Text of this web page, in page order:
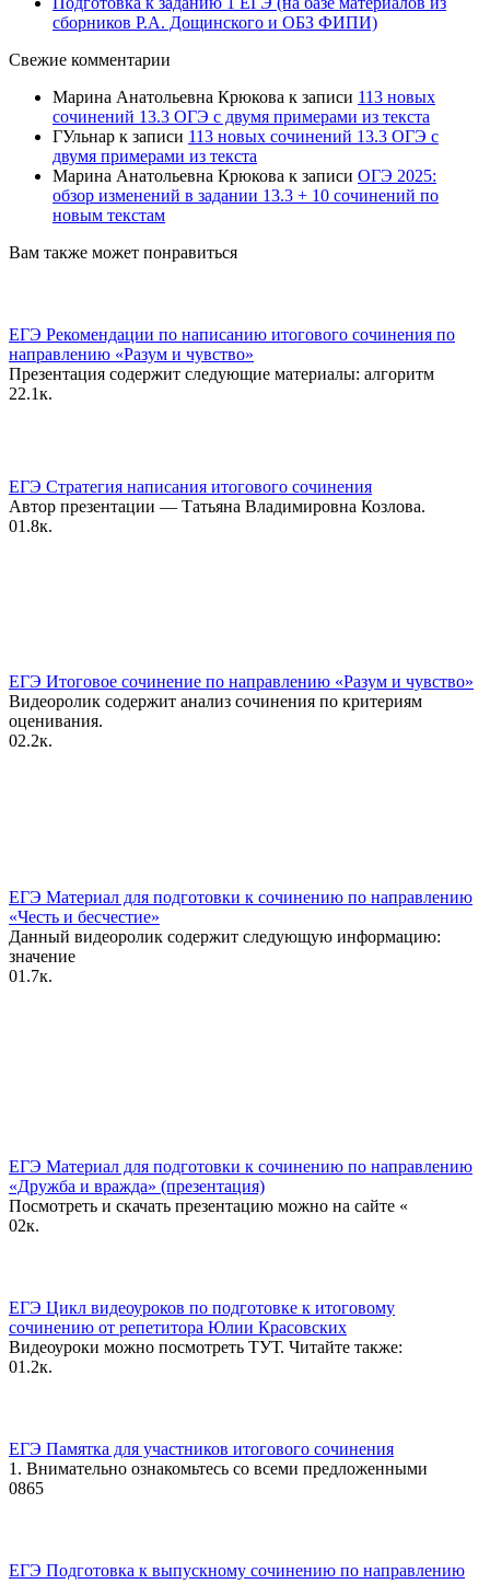
сборников Р.А. Дощинского и ОБЗ ФИПИ)
Свежие комментарии
Марина Анатольевна Крюкова к записи 113 новых
сочинений 13.3 ОГЭ с двумя примерами из текста
ГУльнар к записи 113 новых сочинений 13.3 ОГЭ с
двумя примерами из текста
Марина Анатольевна Крюкова к записи ОГЭ 2025:
обзор изменений в задании 13.3 + 10 сочинений по
новым текстам
Вам также может понравиться
ЕГЭ Рекомендации по написанию итогового сочинения по
направлению «Разум и чувство»
Презентация содержит следующие материалы: алгоритм
22.1к.
ЕГЭ Стратегия написания итогового сочинения
Автор презентации — Татьяна Владимировна Козлова.
01.8к.
ЕГЭ Итоговое сочинение по направлению «Разум и чувство»
Видеоролик содержит анализ сочинения по критериям
оценивания.
02.2к.
ЕГЭ Материал для подготовки к сочинению по направлению
«Честь и бесчестие»
Данный видеоролик содержит следующую информацию:
значение
01.7к.
ЕГЭ Материал для подготовки к сочинению по направлению
«Дружба и вражда» (презентация)
Посмотреть и скачать презентацию можно на сайте «
02к.
ЕГЭ Цикл видеоуроков по подготовке к итоговому
сочинению от репетитора Юлии Красовских
Видеоуроки можно посмотреть ТУТ. Читайте также:
01.2к.
ЕГЭ Памятка для участников итогового сочинения
1. Внимательно ознакомьтесь со всеми предложенными
0865
ЕГЭ Подготовка к выпускному сочинению по направлению